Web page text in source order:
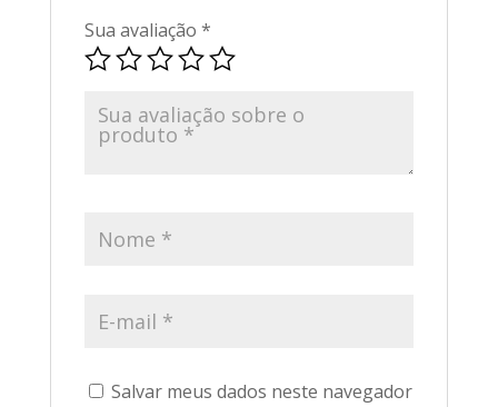
Sua avaliação *
Salvar meus dados neste navegador